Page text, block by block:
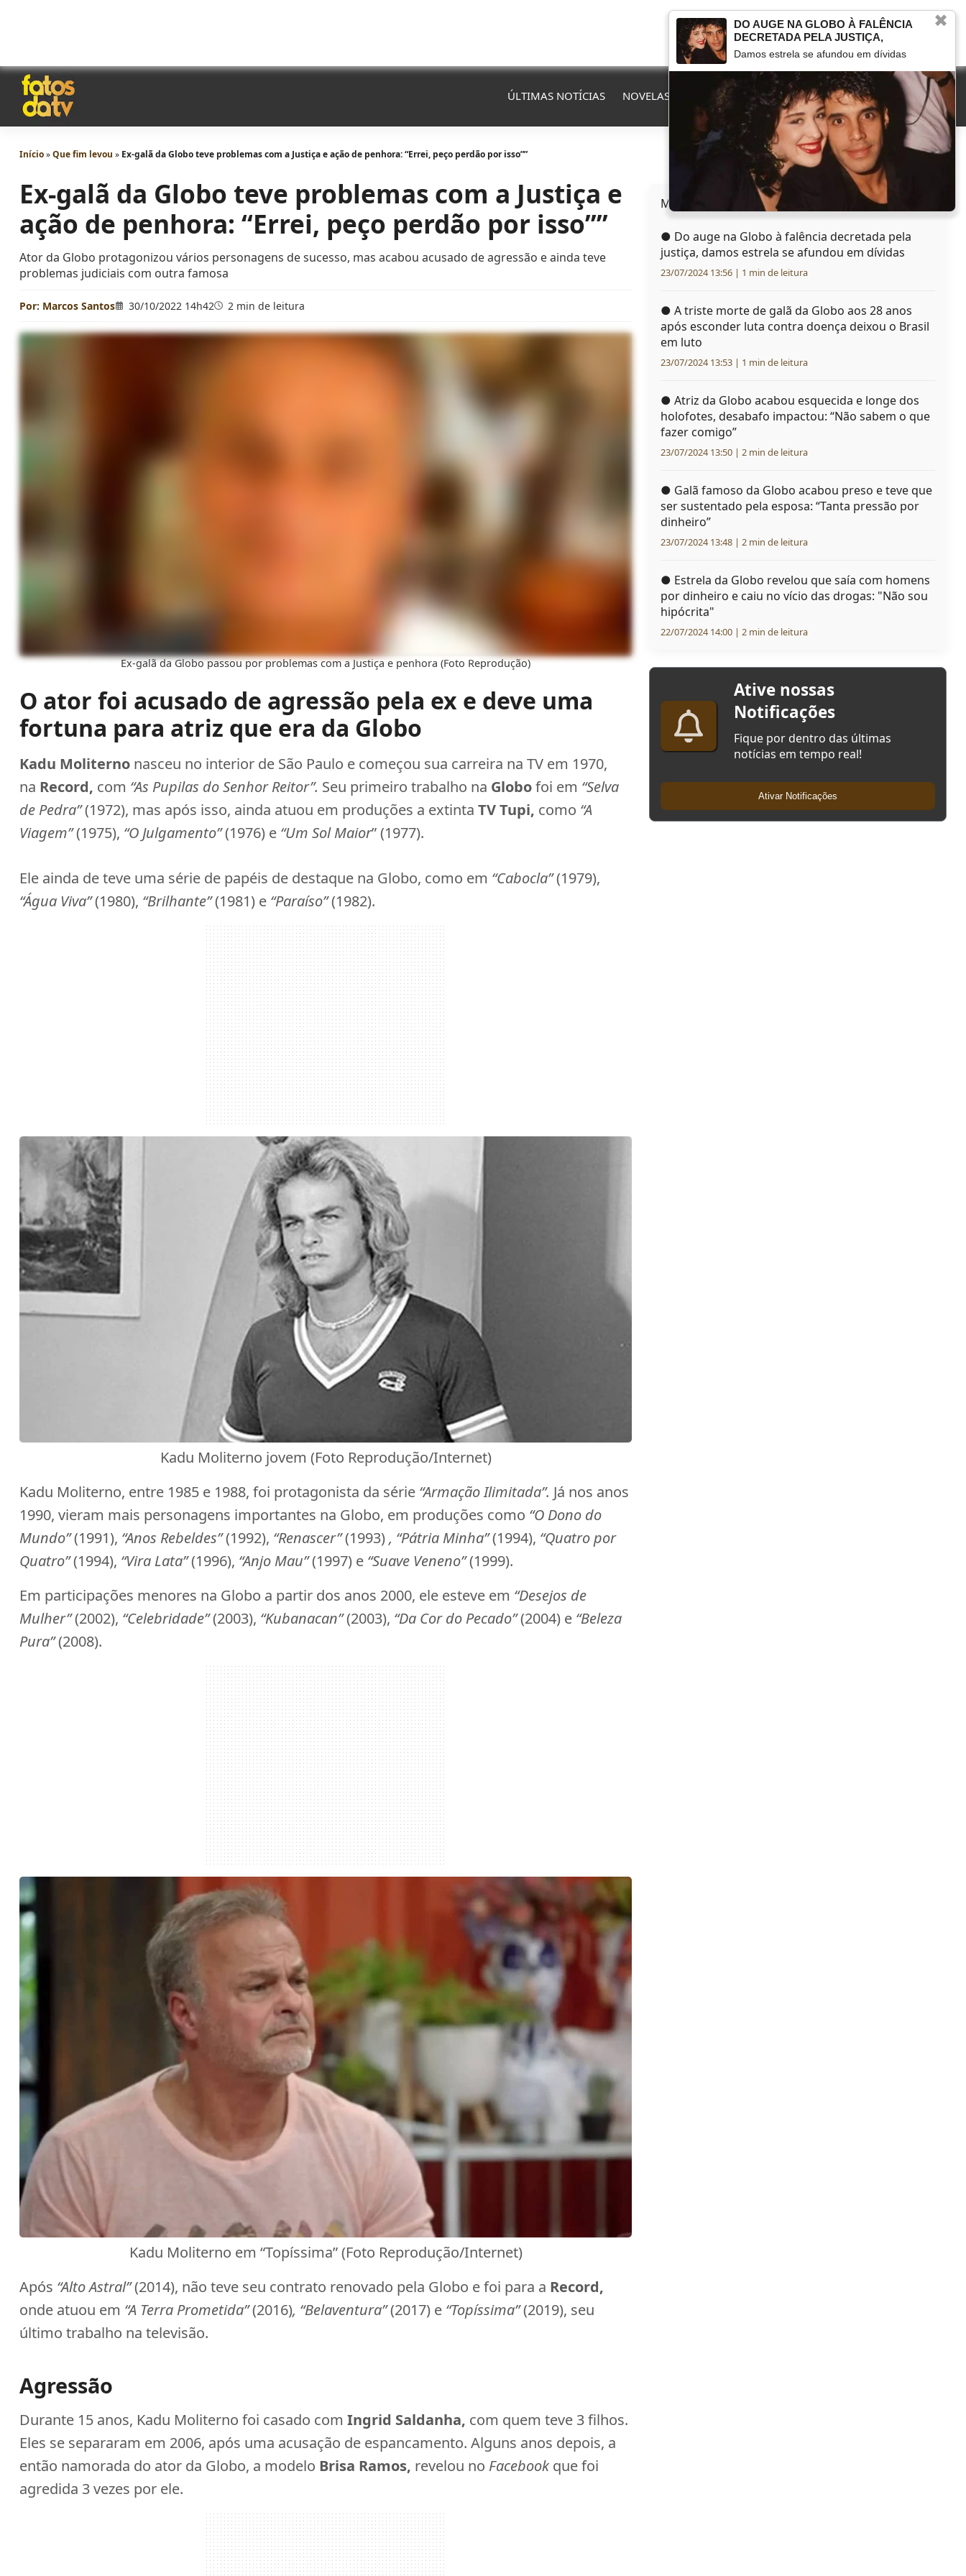
ÚLTIMAS NOTÍCIAS NOVELAS QUE FIM LEVOU MARCOU NA TV HERANÇAS
Início»Que fim levou » Ex-galã da Globo teve problemas com a Justiça e ação de penhora: “Errei, peço perdão por isso””
Ex-galã da Globo teve problemas com a Justiça e
ação de penhora: “Errei, peço perdão por isso””
Ator da Globo protagonizou vários personagens de sucesso, mas acabou acusado de agressão e ainda teve
problemas judiciais com outra famosa
Por: Marcos Santos 30/10/2022 14h42 2 min de leitura
Ex-galã da Globo passou por problemas com a Justiça e penhora (Foto Reprodução)
O ator foi acusado de agressão pela ex e deve uma
fortuna para atriz que era da Globo
Kadu Moliterno nasceu no interior de São Paulo e começou sua carreira na TV em 1970,
na Record, com “As Pupilas do Senhor Reitor”. Seu primeiro trabalho na Globofoi em “Selva
de Pedra”(1972), mas após isso, ainda atuou em produções a extinta TV Tupi, como “A
Viagem”(1975), “O Julgamento”(1976) e “Um Sol Maior” (1977).
Ele ainda de teve uma série de papéis de destaque na Globo, como em “Cabocla”(1979),
“Água Viva”(1980), “Brilhante”(1981) e “Paraíso”(1982).
Kadu Moliterno jovem (Foto Reprodução/Internet)
Kadu Moliterno, entre 1985 e 1988, foi protagonista da série “Armação Ilimitada”. Já nos anos
1990, vieram mais personagens importantes na Globo, em produções como “O Dono do
Mundo”(1991), “Anos Rebeldes”(1992), “Renascer”(1993), “Pátria Minha”(1994), “Quatro por
Quatro”(1994), “Vira Lata”(1996), “Anjo Mau”(1997) e “Suave Veneno”(1999).
Em participações menores na Globo a partir dos anos 2000, ele esteve em “Desejos de
Mulher”(2002), “Celebridade”(2003), “Kubanacan”(2003), “Da Cor do Pecado”(2004) e “Beleza
Pura”(2008).
Kadu Moliterno em “Topíssima” (Foto Reprodução/Internet)
Após “Alto Astral”(2014), não teve seu contrato renovado pela Globo e foi para a Record,
onde atuou em “A Terra Prometida”(2016), “Belaventura”(2017) e “Topíssima”(2019), seu
último trabalho na televisão.
Agressão
Durante 15 anos, Kadu Moliterno foi casado com Ingrid Saldanha, com quem teve 3 filhos.
Eles se separaram em 2006, após uma acusação de espancamento. Alguns anos depois, a
então namorada do ator da Globo, a modelo Brisa Ramos, revelou no Facebook que foi
agredida 3 vezes por ele.
Mais lidas hoje
● Do auge na Globo à falência decretada pela
justiça, damos estrela se afundou em dívidas
23/07/2024 13:56 | 1 min de leitura
● A triste morte de galã da Globo aos 28 anos
após esconder luta contra doença deixou o Brasil
em luto
23/07/2024 13:53 | 1 min de leitura
● Atriz da Globo acabou esquecida e longe dos
holofotes, desabafo impactou: “Não sabem o que
fazer comigo”
23/07/2024 13:50 | 2 min de leitura
● Galã famoso da Globo acabou preso e teve que
ser sustentado pela esposa: “Tanta pressão por
dinheiro”
23/07/2024 13:48 | 2 min de leitura
● Estrela da Globo revelou que saía com homens
por dinheiro e caiu no vício das drogas: "Não sou
hipócrita"
22/07/2024 14:00 | 2 min de leitura
Ative nossas
Notificações
Fique por dentro das últimas
notícias em tempo real!
Ativar Notificações
✖
DO AUGE NA GLOBO À FALÊNCIA
DECRETADA PELA JUSTIÇA,
Damos estrela se afundou em dívidas